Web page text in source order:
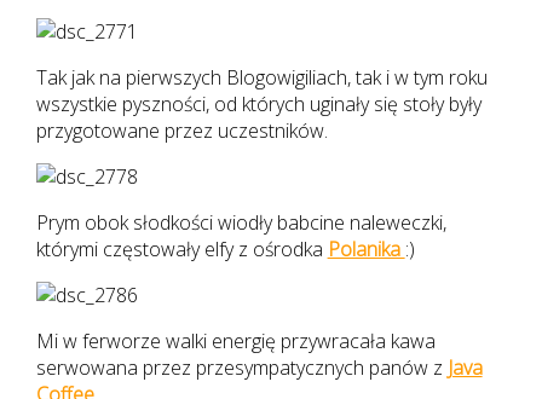
Tak jak na pierwszych Blogowigiliach, tak i w tym roku
wszystkie pyszności, od których uginały się stoły były
przygotowane przez uczestników.
Prym obok słodkości wiodły babcine naleweczki,
którymi częstowały elfy z ośrodka Polanika :)
Mi w ferworze walki energię przywracała kawa
serwowana przez przesympatycznych panów z Java